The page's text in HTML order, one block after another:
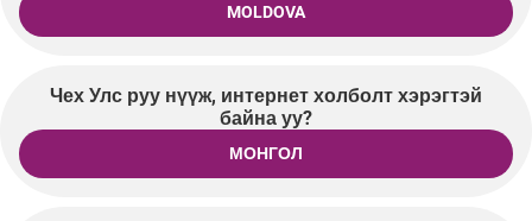
MOLDOVA
Чех Улс руу нүүж, интернет холболт хэрэгтэй
байна уу?
МОНГОЛ